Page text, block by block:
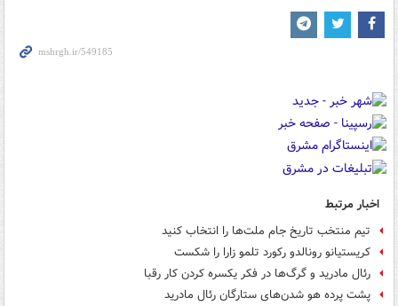
اخبار مرتبط
تیم منتخب تاریخ جام ملت‌ها را انتخاب کنید
کریستیانو رونالدو رکورد تلمو زارا را شکست
رئال مادرید و گرگ‌ها در فکر یکسره کردن کار رقبا
پشت پرده هو شدن‌های ستارگان رئال مادرید